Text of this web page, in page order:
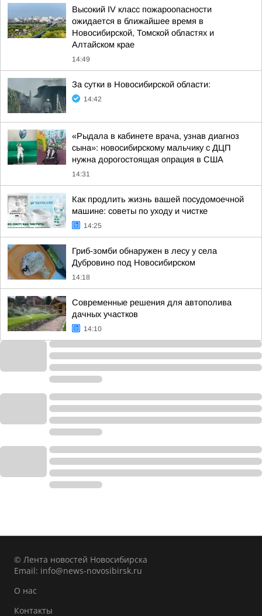
Высокий IV класс пожароопасности
ожидается в ближайшее время в
Новосибирской, Томской областях и
Алтайском крае
14:49
За сутки в Новосибирской области:
14:42
«Рыдала в кабинете врача, узнав диагноз
сына»: новосибирскому мальчику с ДЦП
нужна дорогостоящая опрация в США
14:31
Как продлить жизнь вашей посудомоечной
машине: советы по уходу и чистке
14:25
Гриб-зомби обнаружен в лесу у села
Дубровино под Новосибирском
14:18
Современные решения для автополива
дачных участков
14:10
© Лента новостей Новосибирска
Email: info@news-novosibirsk.ru
О нас
Контакты